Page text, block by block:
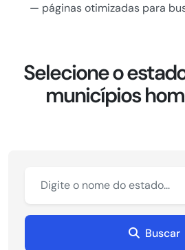
— páginas otimizadas para
Selecione o
municípios
Buscar